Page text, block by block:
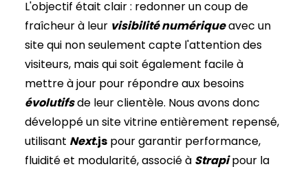
L'objectif était clair : redonner un coup de
fraîcheur à leur visibilité numériqueavec un
site qui non seulement capte l'attention des
visiteurs, mais qui soit également facile à
mettre à jour pour répondre aux besoins
évolutifsde leur clientèle. Nous avons donc
développé un site vitrine entièrement repensé,
utilisant Next.js pour garantir performance,
fluidité et modularité, associé à Strapipour la